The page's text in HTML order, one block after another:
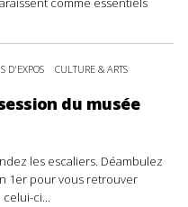
D'EXPOS CULTURE & ARTS
du musée
les escaliers. Déambulez
1er pour vous retrouver
ci...